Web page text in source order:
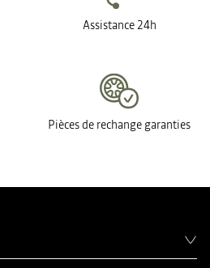
Assistance 24h
Pièces de rechange garanties